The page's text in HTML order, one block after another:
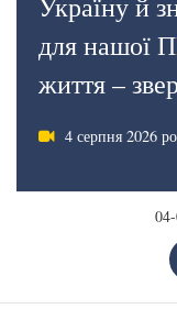
для нашої
життя –
4 серпня 2026